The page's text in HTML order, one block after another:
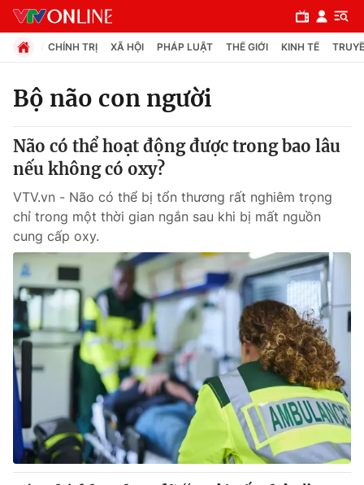
Chuyên mục
Chính trị
Xã hội
Pháp luật
Y tế
Thế giới
Tin tức
Thế giới đó đây
Câu chuyện quốc tế
Kinh tế
Tài chính
Thị trường
Dữ liệu và đời sống
CHÍNH TRỊ XÃ HỘI PHÁP LUẬT THẾ GIỚI KINH TẾ
Bộ não con người
Não có thể hoạt động được trong bao lâu
nếu không có oxy?
VTV.vn - Não có thể bị tổn thương rất nghiêm trọng
chỉ trong một thời gian ngắn sau khi bị mất nguồn
cung cấp oxy.